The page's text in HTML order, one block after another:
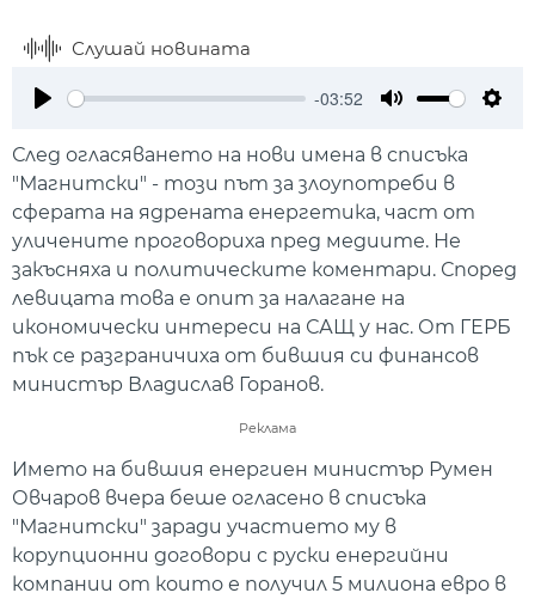
Слушай новината
-03:52
След огласяването на нови имена в списъка
"Магнитски" - този път за злоупотреби в
сферата на ядрената енергетика, част от
уличените проговориха пред медиите. Не
закъсняха и политическите коментари. Според
левицата това е опит за налагане на
икономически интереси на САЩ у нас. От ГЕРБ
пък се разграничиха от бившия си финансов
министър Владислав Горанов.
Реклама
Името на бившия енергиен министър Румен
Овчаров вчера беше огласено в списъка
"Магнитски" заради участието му в
корупционни договори с руски енергийни
компании от които е получил 5 милиона евро в